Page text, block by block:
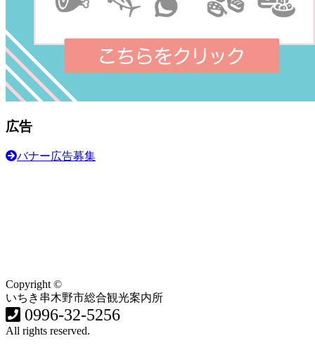
広告
バナー広告募集
Copyright ©
いちき串木野市総合観光案内所
0996-32-5256
All rights reserved.